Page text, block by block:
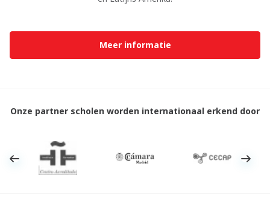
Meer informatie
Onze partner scholen worden internationaal erkend door